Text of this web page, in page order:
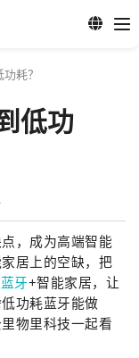
耗？
低功
，成为高端智能
居上的空缺，把
牙+智能家居，让
功耗蓝牙能做
物里科技一起看